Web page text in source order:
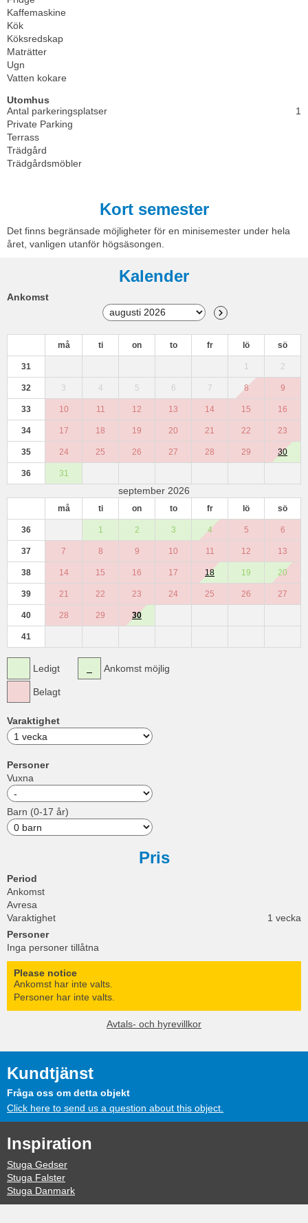
Kaffemaskine
Kök
Köksredskap
Maträtter
Ugn
Vatten kokare
Utomhus
Antal parkeringsplatser
1
Private Parking
Terrass
Trädgård
Trädgårdsmöbler
Kort semester
Det finns begränsade möjligheter för en minisemester under hela
året, vanligen utanför högsäsongen.
Kalender
Ankomst
må ti on to fr lö sö
31 1 2
32 3 4 5 6 7 8 9
33 10 11 12 13 14 15 16
34 17 18 19 20 21 22 23
35 24 25 26 27 28 29 30
36 31
september 2026
må ti on to fr lö sö
36 1 2 3 4 5 6
37 7 8 9 10 11 12 13
38 14 15 16 17 18 19 20
39 21 22 23 24 25 26 27
40 28 29 30
41
Ledigt
Belagt
Ankomst möjlig
Varaktighet
Personer
Vuxna
Barn (0-17 år)
Pris
Period
Ankomst
Avresa
Varaktighet
1 vecka
Personer
Inga personer tillåtna
Please notice
Ankomst har inte valts.
Personer har inte valts.
Avtals- och hyrevillkor
Kundtjänst
Fråga oss om detta objekt
Click here to send us a question about this object.
Inspiration
Stuga Gedser
Stuga Falster
Stuga Danmark